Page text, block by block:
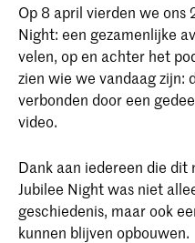
Op 8 april vierden we
Night: een gezamenlijke
velen, op en achter het
zien wie we vandaag zijn:
verbonden door een
video.
Dank aan iedereen die
Jubilee Night was niet
geschiedenis, maar ook
kunnen blijven opbouwen.